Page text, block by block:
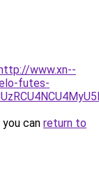
www.xn--
futes-
can return to